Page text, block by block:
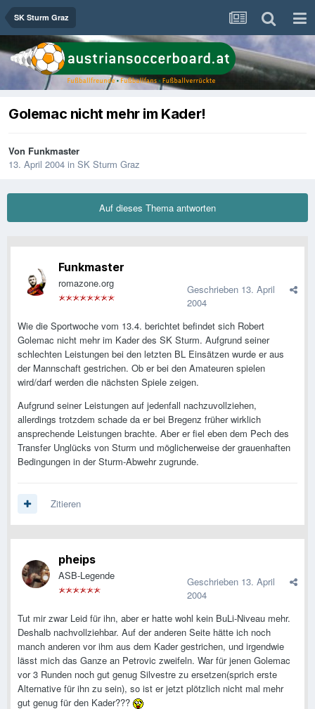
SK Sturm Graz
Golemac nicht mehr im Kader!
Von Funkmaster
13. April 2004 in SK Sturm Graz
Auf dieses Thema antworten
Funkmaster
romazone.org Geschrieben 13. April
2004
Wie die Sportwoche vom 13.4. berichtet befindet sich Robert
Golemac nicht mehr im Kader des SK Sturm. Aufgrund seiner
schlechten Leistungen bei den letzten BL Einsätzen wurde er aus
der Mannschaft gestrichen. Ob er bei den Amateuren spielen
wird/darf werden die nächsten Spiele zeigen.
Aufgrund seiner Leistungen auf jedenfall nachzuvollziehen,
allerdings trotzdem schade da er bei Bregenz früher wirklich
ansprechende Leistungen brachte. Aber er fiel eben dem Pech des
Transfer Unglücks von Sturm und möglicherweise der grauenhaften
Bedingungen in der Sturm-Abwehr zugrunde.
Zitieren
pheips
ASB-Legende Geschrieben 13. April
2004
Tut mir zwar Leid für ihn, aber er hatte wohl kein BuLi-Niveau mehr.
Deshalb nachvollziehbar. Auf der anderen Seite hätte ich noch
manch anderen vor ihm aus dem Kader gestrichen, und irgendwie
lässt mich das Ganze an Petrovic zweifeln. War für jenen Golemac
vor 3 Runden noch gut genug Silvestre zu ersetzen(sprich erste
Alternative für ihn zu sein), so ist er jetzt plötzlich nicht mal mehr
gut genug für den Kader???